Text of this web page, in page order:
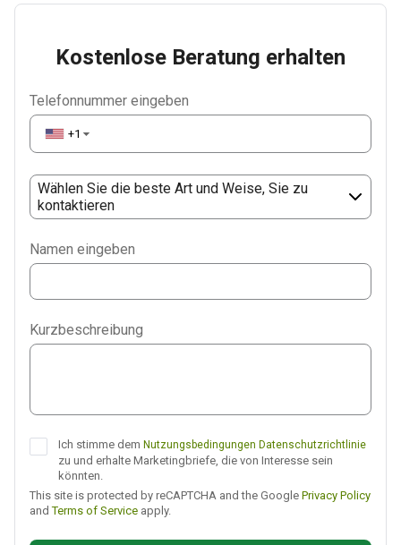
Kostenlose Beratung erhalten
Telefonnummer eingeben
+1 ▼
Wählen Sie die beste Art und Weise, Sie zu
kontaktieren
Telegram
Namen eingeben
Kurzbeschreibung
Ich stimme dem Nutzungsbedingungen Datenschutzrichtlinie
zu und erhalte Marketingbriefe, die von Interesse sein
könnten.
This site is protected by reCAPTCHA and the Google Privacy Policy
andTerms of Service apply.